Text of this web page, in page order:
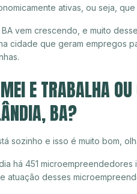
ativas, ou seja,
vem crescendo, e muito
cidade que geram empregos
E TRABALHA
BA?
sozinho e isso é muito bom,
há 451
atuação desses